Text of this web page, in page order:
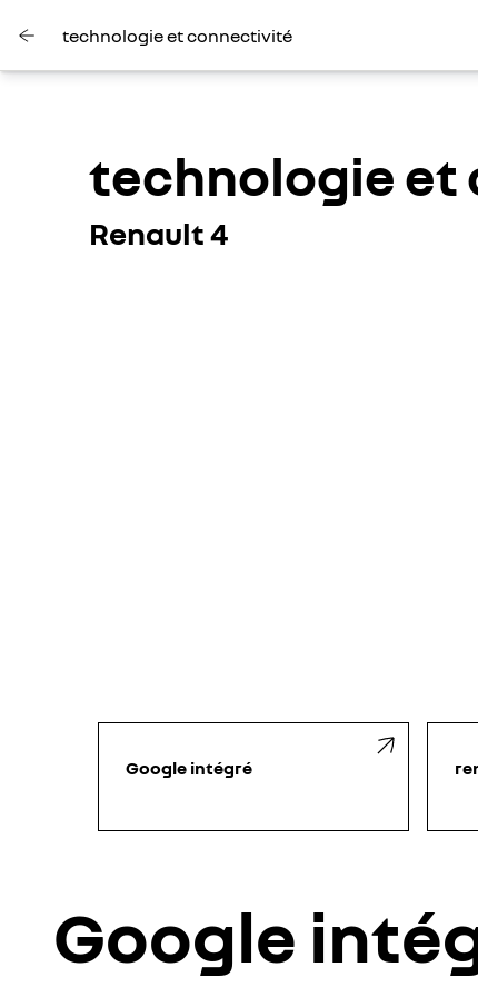
technologie et connectivité
technologie
Renault 4
Google intégré
Google